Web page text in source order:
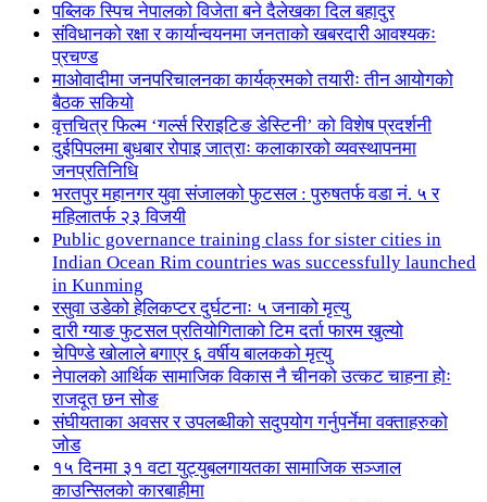
पब्लिक स्पिच नेपालको विजेता बने दैलेखका दिल बहादुर
संविधानको रक्षा र कार्यान्वयनमा जनताको खबरदारी आवश्यकः
प्रचण्ड
माओवादीमा जनपरिचालनका कार्यक्रमको तयारीः तीन आयोगको
बैठक सकियो
वृत्तचित्र फिल्म ‘गर्ल्स रिराइटिङ डेस्टिनी’ को विशेष प्रदर्शनी
दुईपिपलमा बुधबार रोपाइ जात्राः कलाकारको व्यवस्थापनमा
जनप्रतिनिधि
भरतपुर महानगर युवा संजालको फुटसल : पुरुषतर्फ वडा नं. ५ र
महिलातर्फ २३ विजयी
Public governance training class for sister cities in
Indian Ocean Rim countries was successfully launched
in Kunming
रसुवा उडेको हेलिकप्टर दुर्घटनाः ५ जनाको मृत्यु
दारी ग्याङ फुटसल प्रतियोगिताको टिम दर्ता फारम खुल्यो
चेपिण्डे खोलाले बगाएर ६ वर्षीय बालकको मृत्यु
नेपालको आर्थिक सामाजिक विकास नै चीनको उत्कट चाहना होः
राजदूत छन सोङ
संघीयताका अवसर र उपलब्धीको सदुपयोग गर्नुपर्नेमा वक्ताहरुको
जोड
१५ दिनमा ३१ वटा युट्युबलगायतका सामाजिक सञ्जाल
काउन्सिलको कारबाहीमा